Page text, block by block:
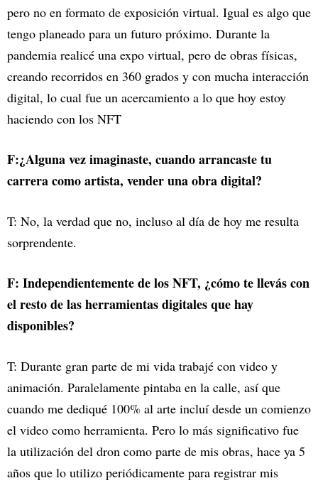
pero no en formato de exposición virtual. Igual es algo que
tengo planeado para un futuro próximo. Durante la
pandemia realicé una expo virtual, pero de obras físicas,
creando recorridos en 360 grados y con mucha interacción
digital, lo cual fue un acercamiento a lo que hoy estoy
haciendo con los NFT
F:¿Alguna vez imaginaste, cuando arrancaste tu
carrera como artista, vender una obra digital?
T: No, la verdad que no, incluso al día de hoy me resulta
sorprendente.
F: Independientemente de los NFT, ¿cómo te llevás con
el resto de las herramientas digitales que hay
disponibles?
T: Durante gran parte de mi vida trabajé con video y
animación. Paralelamente pintaba en la calle, así que
cuando me dediqué 100% al arte incluí desde un comienzo
el video como herramienta. Pero lo más significativo fue
la utilización del dron como parte de mis obras, hace ya 5
años que lo utilizo periódicamente para registrar mis